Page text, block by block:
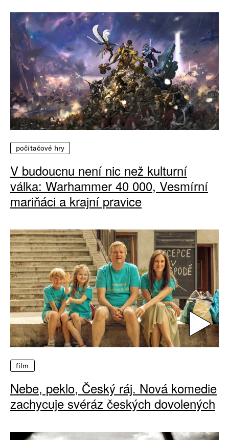
počítačové hry
V budoucnu není nic než kulturní
válka: Warhammer 40 000, Vesmírní
mariňáci a krajní pravice
film
Nebe, peklo, Český ráj. Nová komedie
zachycuje svéráz českých dovolených